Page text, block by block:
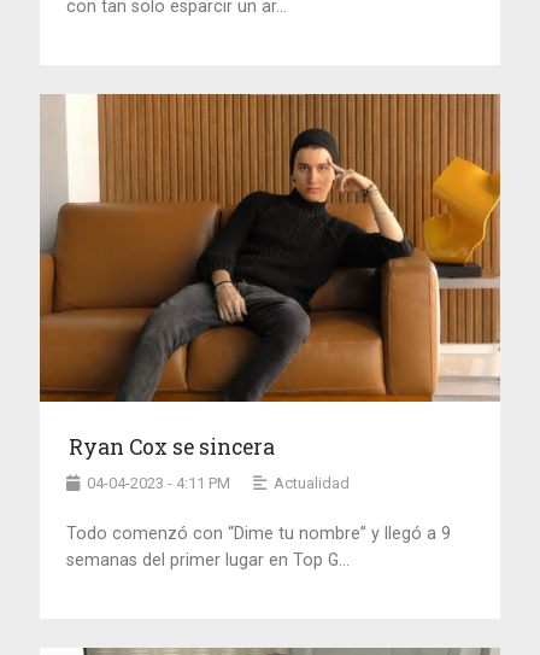
con tan solo esparcir un ar...
Ryan Cox se sincera
04-04-2023 - 4:11 PM Actualidad
Todo comenzó con “Dime tu nombre” y llegó a 9
semanas del primer lugar en Top G...